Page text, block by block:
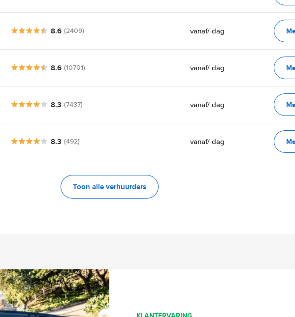
8.6 (2409) vanaf/ dag
8.6 (10701) vanaf/ dag
8.3 (7437) vanaf/ dag
8.3 (492) vanaf/ dag
Toon alle verhuurders